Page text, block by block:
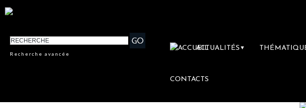
Recherche avancée
ACTUALITÉS ▼
CONTACTS